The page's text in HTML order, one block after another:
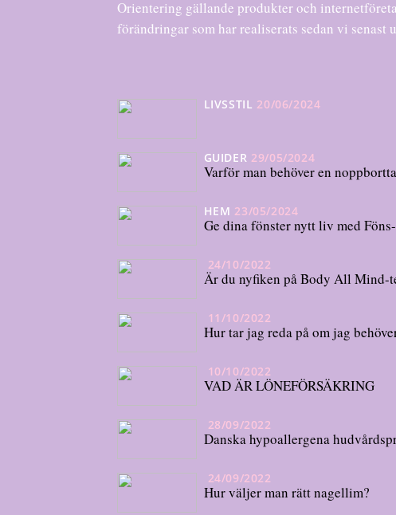
Orientering gällande produkter och
förändringar som har realiserats sedan vi senast
LIVSSTIL 20/06/2024
GUIDER 29/05/2024
Varför man behöver en
HEM 23/05/2024
Ge dina fönster nytt liv med
24/10/2022
Är du nyfiken på Body All Mind-
11/10/2022
Hur tar jag reda på om jag
10/10/2022
VAD ÄR LÖNEFÖRSÄKRING
28/09/2022
Danska hypoallergena
24/09/2022
Hur väljer man rätt nagellim?